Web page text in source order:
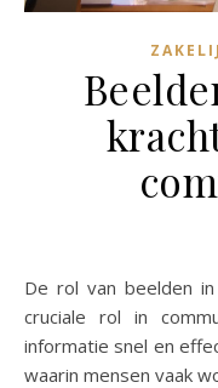
De rol van beelden in communicatie Beelden spelen een
cruciale rol in
informatie snel en
waarin mensen vaak